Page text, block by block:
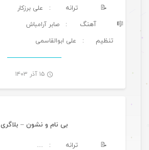
📝 ترانه : علی برزکار
🎼 آهنگ : صابر آرامباش
تنظیم
: علی ابوالقاسمی
۱۵ آذر ۱۴۰۳
بی‌ نام و نشون – بلاگری
📝 ترانه : …